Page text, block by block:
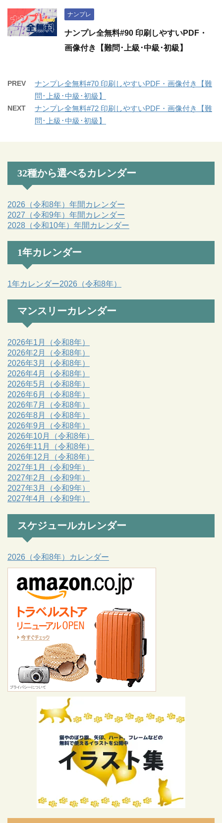
ナンプレ
ナンプレ全無料#90 印刷しやすいPDF・
画像付き【難問･上級･中級･初級】
PREV
ナンプレ全無料#70 印刷しやすいPDF・画像付き【難
問･上級･中級･初級】
NEXT
ナンプレ全無料#72 印刷しやすいPDF・画像付き【難
問･上級･中級･初級】
32種から選べるカレンダー
2026（令和8年）年間カレンダー
2027（令和9年）年間カレンダー
2028（令和10年）年間カレンダー
1年カレンダー
1年カレンダー2026（令和8年）
マンスリーカレンダー
2026年1月（令和8年）
2026年2月（令和8年）
2026年3月（令和8年）
2026年4月（令和8年）
2026年5月（令和8年）
2026年6月（令和8年）
2026年7月（令和8年）
2026年8月（令和8年）
2026年9月（令和8年）
2026年10月（令和8年）
2026年11月（令和8年）
2026年12月（令和8年）
2027年1月（令和9年）
2027年2月（令和9年）
2027年3月（令和9年）
2027年4月（令和9年）
スケジュールカレンダー
2026（令和8年）カレンダー